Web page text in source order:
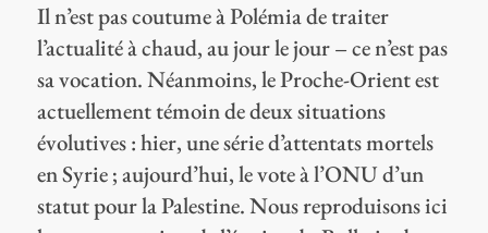
Il n’est pas coutume à Polémia de traiter
l’actualité à chaud, au jour le jour – ce n’est pas
sa vocation. Néanmoins, le Proche-Orient est
actuellement témoin de deux situations
évolutives : hier, une série d’attentats mortels
en Syrie ; aujourd’hui, le vote à l’ONU d’un
statut pour la Palestine. Nous reproduisons ici